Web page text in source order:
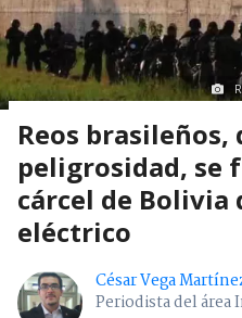
Reos brasileños,
peligrosidad, se
cárcel de Bolivia
eléctrico
César Vega
Periodista del